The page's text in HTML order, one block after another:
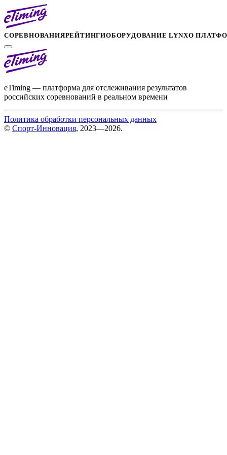
СОРЕВНОВАНИЯРЕЙТИНГИОБОРУДОВАНИЕ LYNXО
eTiming — платформа для отслеживания результатов
российских соревнований в реальном времени
Политика обработки персональных данных
© Спорт-Инновация, 2023—2026.